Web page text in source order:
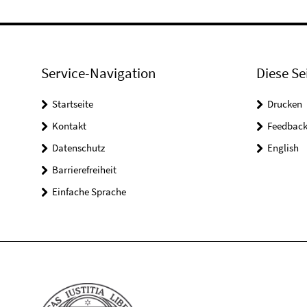
Service-Navigation
Startseite
Kontakt
Datenschutz
Barrierefreiheit
Einfache Sprache
Diese
Drucken
Feedback
English